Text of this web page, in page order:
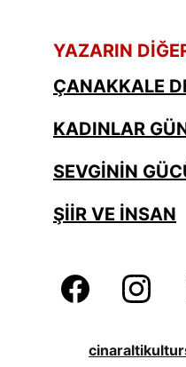
YAZARIN
ŞİİR VE İNSAN
SEVGİNİN
KADINLAR
ÇANAKKALE